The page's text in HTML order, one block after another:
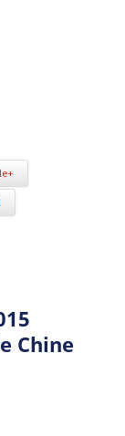
Chine